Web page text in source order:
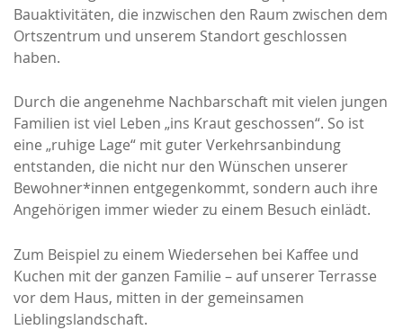
Bauaktivitäten, die inzwischen den Raum zwischen dem
Ortszentrum und unserem Standort geschlossen
haben.
Durch die angenehme Nachbarschaft mit vielen jungen
Familien ist viel Leben „ins Kraut geschossen“. So ist
eine „ruhige Lage“ mit guter Verkehrsanbindung
entstanden, die nicht nur den Wünschen unserer
Bewohner*innen entgegenkommt, sondern auch ihre
Angehörigen immer wieder zu einem Besuch einlädt.
Zum Beispiel zu einem Wiedersehen bei Kaffee und
Kuchen mit der ganzen Familie – auf unserer Terrasse
vor dem Haus, mitten in der gemeinsamen
Lieblingslandschaft.